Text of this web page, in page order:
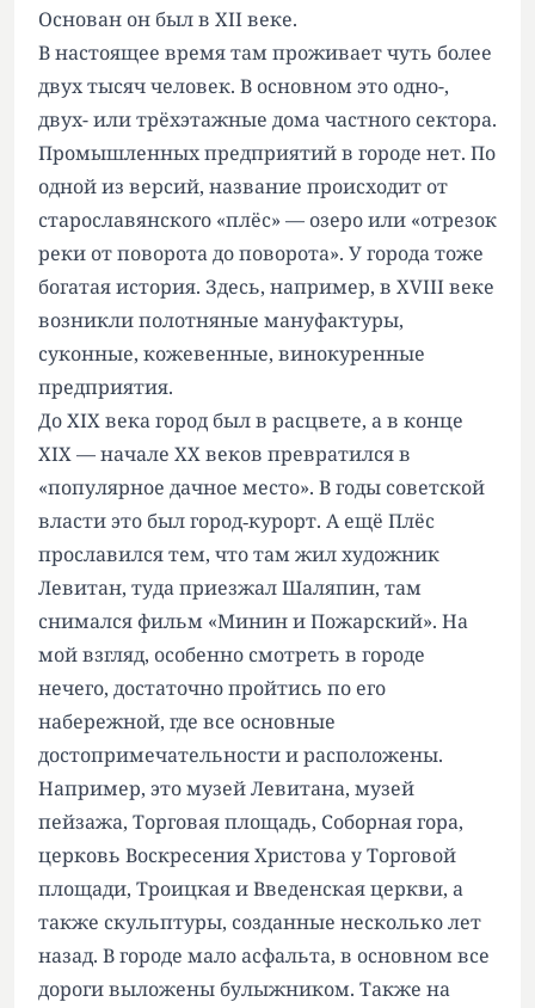
Основан он был в XII веке.
В настоящее время там проживает чуть более
двух тысяч человек. В основном это одно-,
двух- или трёхэтажные дома частного сектора.
Промышленных предприятий в городе нет. По
одной из версий, название происходит от
старославянского «плёс» — озеро или «отрезок
реки от поворота до поворота». У города тоже
богатая история. Здесь, например, в XVIII веке
возникли полотняные мануфактуры,
суконные, кожевенные, винокуренные
предприятия.
До XIX века город был в расцвете, а в конце
XIX — начале XX веков превратился в
«популярное дачное место». В годы советской
власти это был город‑курорт. А ещё Плёс
прославился тем, что там жил художник
Левитан, туда приезжал Шаляпин, там
снимался фильм «Минин и Пожарский». На
мой взгляд, особенно смотреть в городе
нечего, достаточно пройтись по его
набережной, где все основные
достопримечательности и расположены.
Например, это музей Левитана, музей
пейзажа, Торговая площадь, Соборная гора,
церковь Воскресения Христова у Торговой
площади, Троицкая и Введенская церкви, а
также скульптуры, созданные несколько лет
назад. В городе мало асфальта, в основном все
дороги выложены булыжником. Также на